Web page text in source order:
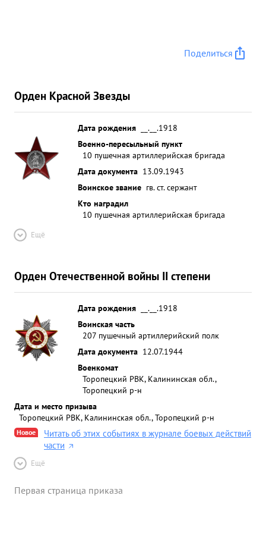
Поделиться
Орден Красной Звезды
Дата рождения
__.__.1918
Военно-пересыльный пункт
10 пушечная артиллерийская бригада
Дата документа 13.09.1943
Воинское звание гв. ст. сержант
Кто наградил
10 пушечная артиллерийская бригада
Ещё
Орден Отечественной войны II степени
Дата рождения
__.__.1918
Воинская часть
207 пушечный артиллерийский полк
Дата документа 12.07.1944
Военкомат
Торопецкий РВК, Калининская обл.,
Торопецкий р-н
Дата и место призыва
Торопецкий РВК, Калининская обл., Торопецкий р-н
Новое
Читать об этих событиях в журнале боевых действий
части
Ещё
Первая страница приказа